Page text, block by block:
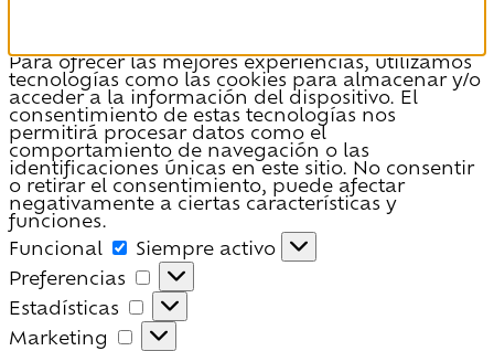
Para ofrecer las mejores experiencias, utilizamos
tecnologías como las cookies para almacenar y/o
acceder a la información del dispositivo. El
consentimiento de estas tecnologías nos
permitirá procesar datos como el
comportamiento de navegación o las
identificaciones únicas en este sitio. No consentir
o retirar el consentimiento, puede afectar
negativamente a ciertas características y
funciones.
Funcional
Funcional
Siempre activo
Preferencias
Preferencias
Estadísticas
Estadísticas
Marketing
Marketing